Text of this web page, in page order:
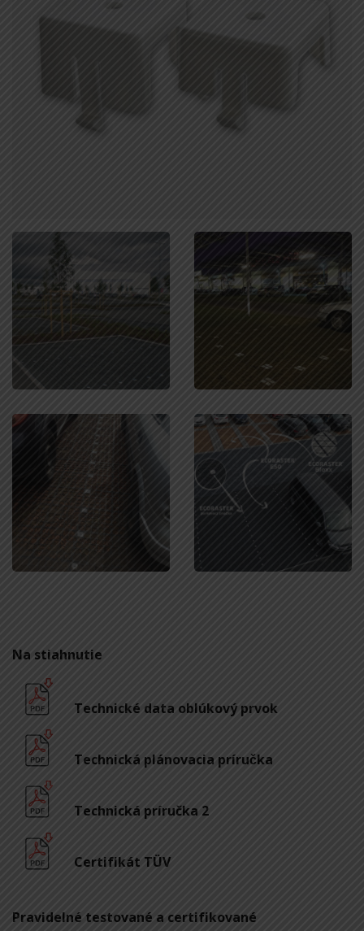
Na stiahnutie
Technické data oblúkový prvok
Technická plánovacia príručka
Technická príručka 2
Certifikát TÜV
Pravidelné testované a certifikované